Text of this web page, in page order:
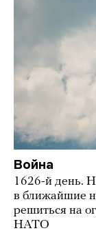
Война
1626-й день.
в ближайшие
решиться на
НАТО